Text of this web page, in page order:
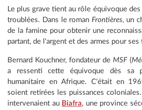
Le plus grave tient au rôle équivoque
troublées. Dans le romanFrontières, un
de la famine pour obtenir une
partant, de l'argent et des armes pour ses
Bernard Kouchner, fondateur de MSF (
a ressenti cette équivoque dès sa
humanitaire en Afrique. C'était en
soient retirées les puissances coloniales.
intervenaient au Biafra, une province